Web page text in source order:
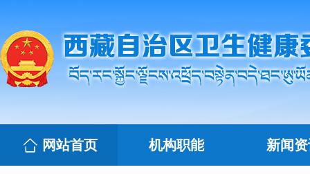
网站首页 机构职能 新闻